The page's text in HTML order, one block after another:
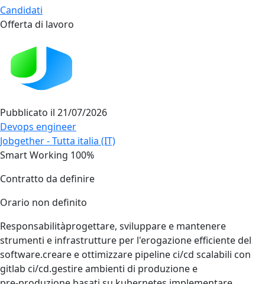
Candidati
Offerta di lavoro
Pubblicato il 21/07/2026
Devops engineer
Jobgether - Tutta italia (IT)
Smart Working 100%
Contratto da definire
Orario non definito
Responsabilitàprogettare, sviluppare e mantenere
strumenti e infrastrutture per l'erogazione efficiente del
software.creare e ottimizzare pipeline ci/cd scalabili con
gitlab ci/cd.gestire ambienti di produzione e